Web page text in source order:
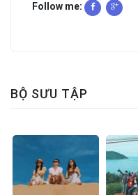
Follow me:
BỘ SƯU TẬP